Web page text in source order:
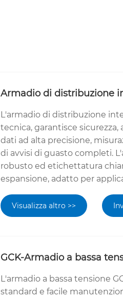
Armadio di distribuzione
L'armadio di distribuzione
tecnica, garantisce
dati ad alta precisione,
di avvisi di guasto completi.
robusto ed etichettatura
espansione, adatto per
Visualizza altro >>
GCK-Armadio a bassa
L'armadio a bassa tensione
standard e facile